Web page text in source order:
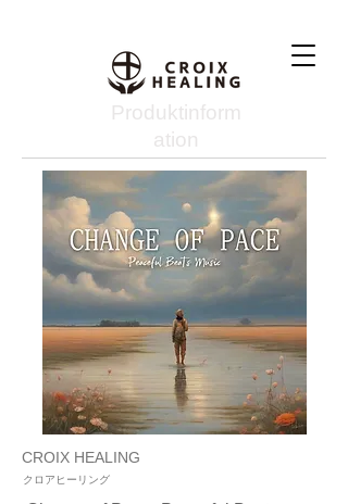
Produktinform
ation
CROIX HEALING
クロアヒーリング